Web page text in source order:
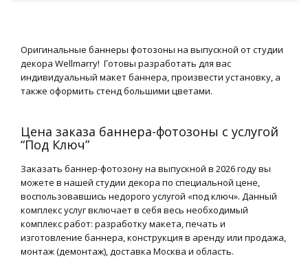
Оригинальные баннеры фотозоны на выпускной от студии
декора Wellmarry! Готовы разработать для вас
индивидуальный макет баннера, произвести установку, а
также оформить стенд большими цветами.
Цена заказа баннера-фотозоны с услугой
“Под Ключ”
Заказать баннер-фотозону на выпускной в 2026 году вы
можете в нашей студии декора по специальной цене,
воспользовавшись недорого услугой «под ключ». Данный
комплекс услуг включает в себя весь необходимый
комплекс работ: разработку макета, печать и
изготовление баннера, конструкция в аренду или продажа,
монтаж (демонтаж), доставка Москва и область.